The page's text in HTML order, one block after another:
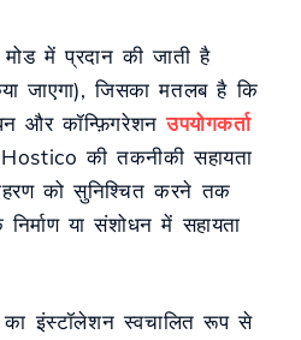
में प्रदान की जाती है
जाएगा), जिसका मतलब है कि
और कॉन्फ़िगरेशनउपयोगकर्ता
की तकनीकी सहायता
को सुनिश्चित करने तक
या संशोधन में सहायता
इंस्टॉलेशन स्वचालित रूप से